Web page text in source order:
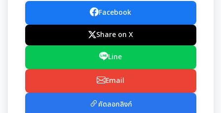
ความรู้เกี่ยวกับการแต่งเครื่องแบบข้าราชการ
หลักเกณฑ์การลา
หลักเกณฑ์การคัดเลือกเข้ารับการอบรม
การเสริมสร้างและพัฒนาพนักงาน และข้าราชการท้อง
ถิ่น
นโยบายคุ้มครองข้อมูลส่วนบุคคล
รายงานการใช้จ่ายงบประมาณประจำปี รอบ 6 เดือน
รายงานผลการใช้จ่ายงบประมาณประจำปี
การจัดซื้อจัดจ้างหรือการจัดหาพัสดุ
แผนการจัดซื้อจัดจ้างหรือแผนการจัดหาพัสดุ
Facebook
Share on X
Line
Email
คัดลอกลิงก์